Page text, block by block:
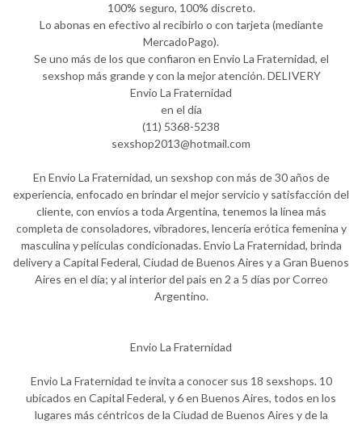
100% seguro, 100% discreto.
Lo abonas en efectivo al recibirlo o con tarjeta (mediante
MercadoPago).
Se uno más de los que confiaron en Envio La Fraternidad, el
sexshop más grande y con la mejor atención. DELIVERY
Envio La Fraternidad
en el día
(11) 5368-5238
sexshop2013@hotmail.com
En Envio La Fraternidad, un sexshop con más de 30 años de
experiencia, enfocado en brindar el mejor servicio y satisfacción del
cliente, con envíos a toda Argentina, tenemos la línea más
completa de consoladores, vibradores, lencería erótica femenina y
masculina y películas condicionadas. Envio La Fraternidad, brinda
delivery a Capital Federal, Ciudad de Buenos Aires y a Gran Buenos
Aires en el día; y al interior del pais en 2 a 5 días por Correo
Argentino.
Envio La Fraternidad
Envio La Fraternidad te invita a conocer sus 18 sexshops. 10
ubicados en Capital Federal, y 6 en Buenos Aires, todos en los
lugares más céntricos de la Ciudad de Buenos Aires y de la